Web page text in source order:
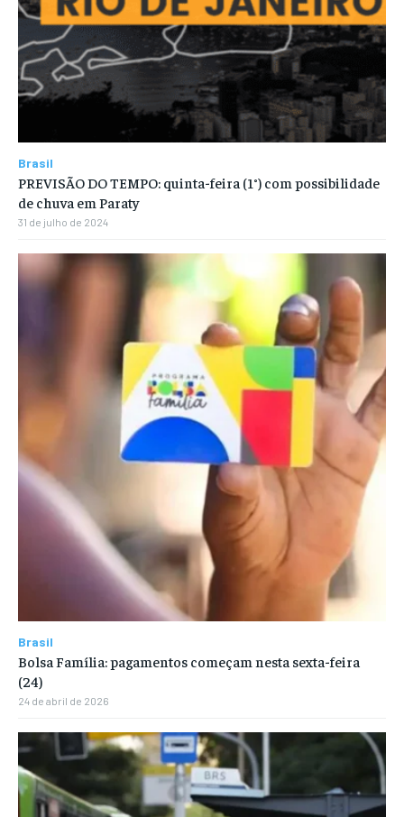
Brasil
PREVISÃO DO TEMPO: quinta-feira (1°) com possibilidade
de chuva em Paraty
31 de julho de 2024
Brasil
Bolsa Família: pagamentos começam nesta sexta-feira
(24)
24 de abril de 2026